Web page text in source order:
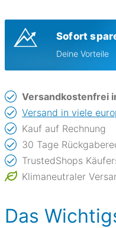
Sofort
Deine Vorteile
Versandkostenfrei
Versand in viele
Kauf auf Rechnung
30 Tage
TrustedShops
Klimaneutraler
Das